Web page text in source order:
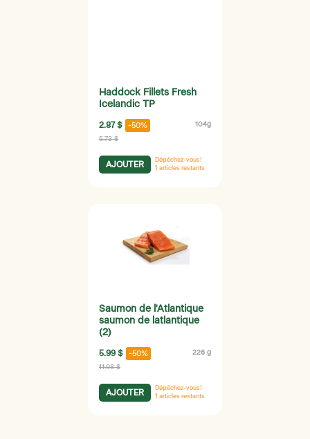
Haddock Fillets Fresh
Icelandic TP
2.87 $ -50% 104g
5.73 $
AJOUTER
Dépêchez-vous!
1 articles restants
Saumon de l'Atlantique
saumon de latlantique
(2)
5.99 $ -50% 226 g
11.98 $
AJOUTER
Dépêchez-vous!
1 articles restants